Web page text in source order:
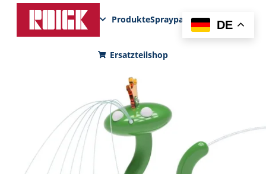
ProdukteSprayparksFunPadNews
Ersatzteilshop
DE